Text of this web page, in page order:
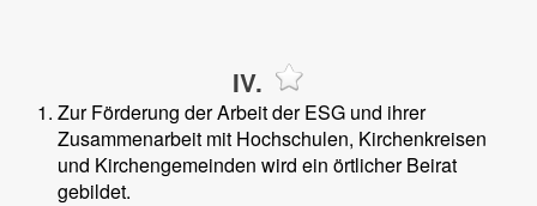
IV.
Zur Förderung der Arbeit der ESG und ihrer
Zusammenarbeit mit Hochschulen, Kirchenkreisen
und Kirchengemeinden wird ein örtlicher Beirat
gebildet.